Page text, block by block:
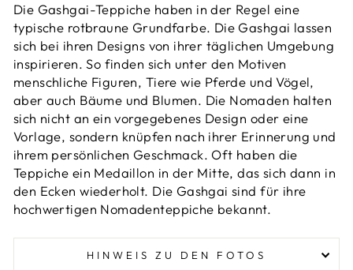
Die Gashgai-Teppiche haben in der Regel eine
typische rotbraune Grundfarbe. Die Gashgai lassen
sich bei ihren Designs von ihrer täglichen Umgebung
inspirieren. So finden sich unter den Motiven
menschliche Figuren, Tiere wie Pferde und Vögel,
aber auch Bäume und Blumen. Die Nomaden halten
sich nicht an ein vorgegebenes Design oder eine
Vorlage, sondern knüpfen nach ihrer Erinnerung und
ihrem persönlichen Geschmack. Oft haben die
Teppiche ein Medaillon in der Mitte, das sich dann in
den Ecken wiederholt. Die Gashgai sind für ihre
hochwertigen Nomadenteppiche bekannt.
HINWEIS ZU DEN FOTOS